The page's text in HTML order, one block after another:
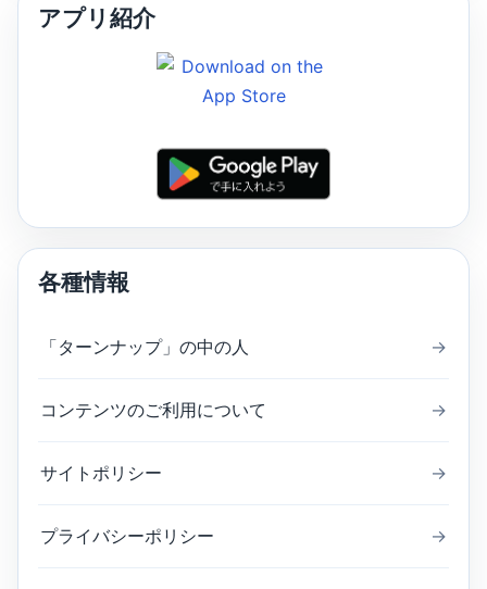
アプリ紹介
各種情報
「ターンナップ」の中の人 →
コンテンツのご利用について →
サイトポリシー →
プライバシーポリシー →